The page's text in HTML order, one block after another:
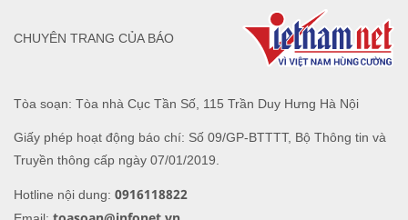
Tòa soạn: Tòa nhà Cục Tần Số, 115 Trần Duy Hưng Hà Nội
Giấy phép hoạt động báo chí: Số 09/GP-BTTTT, Bộ Thông tin và
Truyền thông cấp ngày 07/01/2019.
Hotline nội dung: 0916118822
CHUYÊN TRANG CỦA BÁO